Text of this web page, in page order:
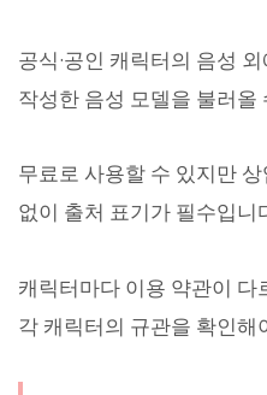
공식·공인 캐릭터의 음성
작성한 음성 모델을 불러올
무료로 사용할 수 있지만
없이 출처 표기가 필수입니
캐릭터마다 이용 약관이
각 캐릭터의 규관을 확인해